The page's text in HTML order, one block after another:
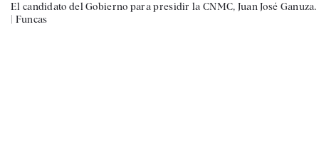
El candidato del Gobierno para presidir la CNMC, Juan José Ganuza.
| Funcas